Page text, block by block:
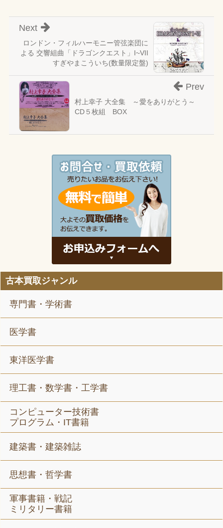
ロンドン・フィルハーモニー管弦楽団に
よる 交響組曲「ドラゴンクエスト」I~VII
すぎやまこういち(数量限定盤)
Next
村上幸子 大全集 ～愛をありがとう～
CD５枚組 BOX
Prev
古本買取ジャンル
専門書・学術書
医学書
東洋医学書
理工書・数学書・工学書
コンピューター技術書
プログラム・IT書籍
建築書・建築雑誌
思想書・哲学書
軍事書籍・戦記
ミリタリー書籍